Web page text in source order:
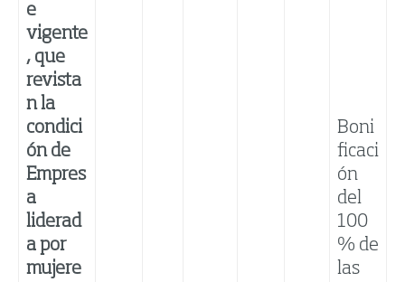
e
vigente
, que
revista
n la
condici
ón de
Empres
a
liderad
a por
mujere
Boni
ficaci
ón
del
100
% de
las